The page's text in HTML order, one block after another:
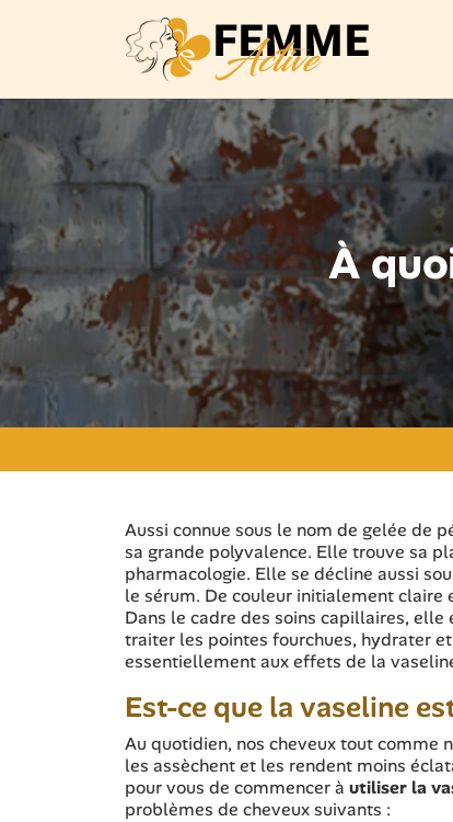
À
Aussi connue sous le nom de gelée de
sa grande polyvalence. Elle trouve sa
pharmacologie. Elle se décline aussi
le sérum. De couleur initialement claire
Dans le cadre des soins capillaires,
traiter les pointes fourchues, hydrater
essentiellement aux effets de la
Est-ce que la vaseline
Au quotidien, nos cheveux tout comme
les assèchent et les rendent moins
pour vous de commencer à utiliser la
problèmes de cheveux suivants :